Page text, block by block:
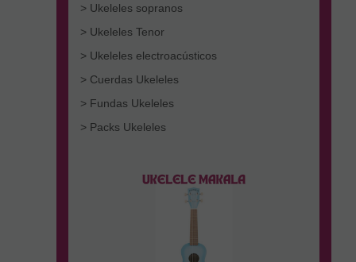
> Ukeleles sopranos
> Ukeleles Tenor
> Ukeleles electroacústicos
> Cuerdas Ukeleles
> Fundas Ukeleles
> Packs Ukeleles